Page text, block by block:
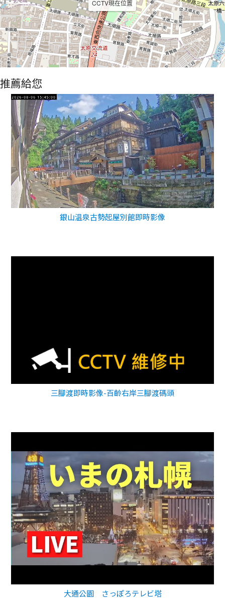
CCTV現在位置
推薦給您
銀山温泉古勢起屋別館即時影像
三腳渡即時影像-百齡右岸三腳渡碼頭
大通公園 さっぽろテレビ塔